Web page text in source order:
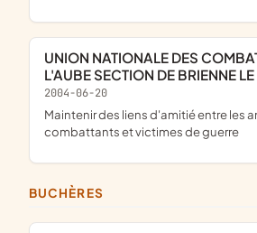
UNION NATIONALE DES COMBATTANTS DE
L'AUBE SECTION DE BRIENNE
2004-06-20
maintenir des liens d'amitié entre les anciens
combattants et victimes de guerre
BUCHÈRES